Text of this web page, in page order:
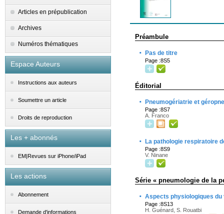
Articles en prépublication
Archives
Numéros thématiques
Espace Auteurs
Instructions aux auteurs
Soumettre un article
Droits de reproduction
Les + abonnés
EM|Revues sur iPhone/iPad
Les actions
Abonnement
Demande d'informations
Préambule
· Pas de titre
Page :8S5
Éditorial
· Pneumogériatrie et
Page :8S7
A. Franco
· La pathologie respiratoire
Page :8S9
V. Ninane
Série « pneumologie de la
· Aspects physiologiques
Page :8S13
H. Guénard, S. Rouatbi